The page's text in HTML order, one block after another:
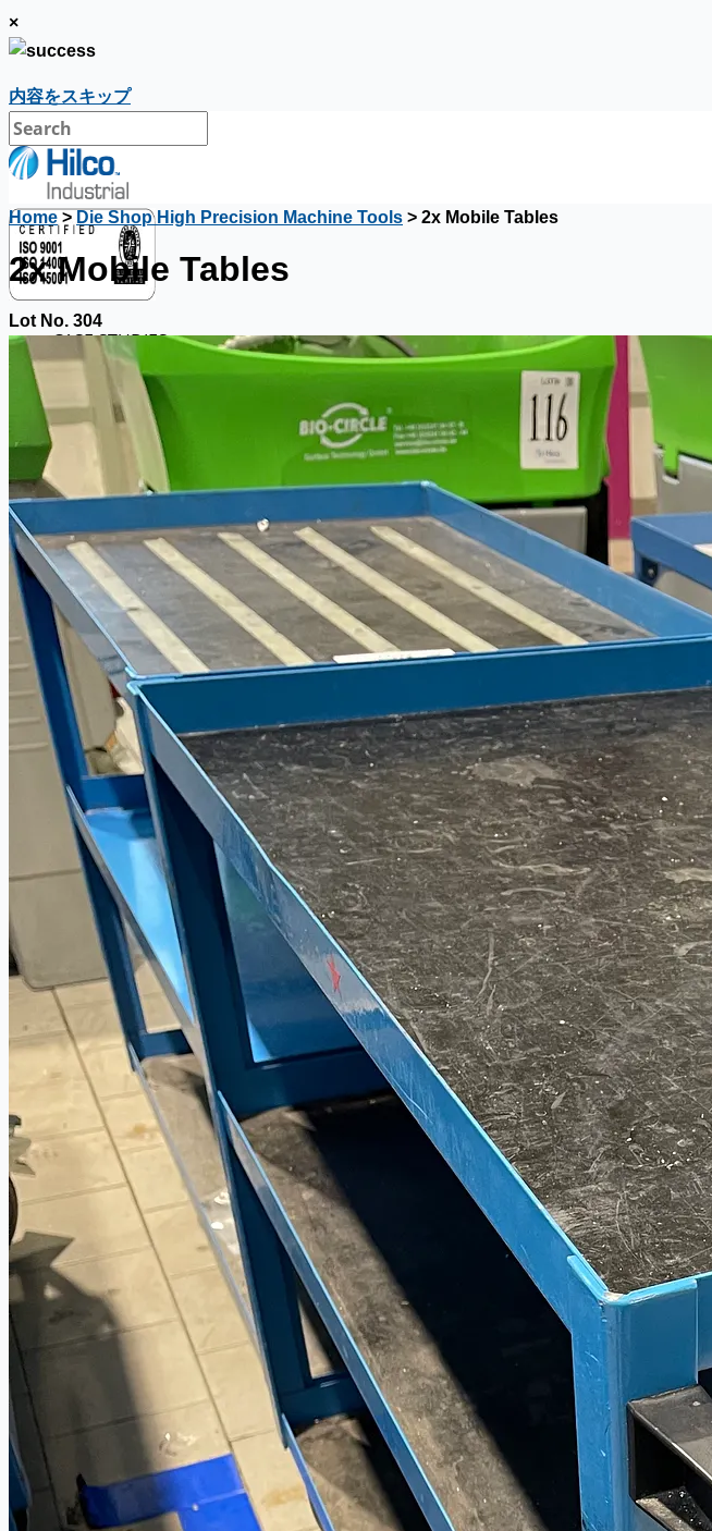
×
内容をスキップ
CASE STUDIES
NEWS
Toyota Australia Plant Sale
概要
Company
Certifications
連絡先
Teams
日本語
English
简体中文
Home > Die Shop High Precision Machine Tools > 2x Mobile Tables
2x Mobile Tables
Lot No. 304